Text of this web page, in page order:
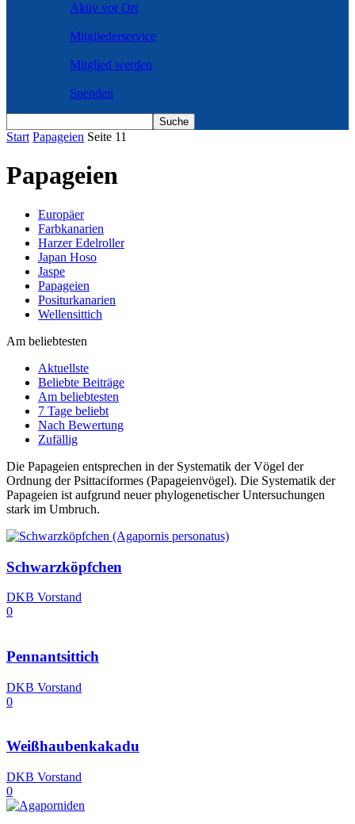
Aktiv vor Ort
Mitgliederservice
Mitglied werden
Spenden
Start Papageien Seite 11
Papageien
Europäer
Farbkanarien
Harzer Edelroller
Japan Hoso
Jaspe
Papageien
Positurkanarien
Wellensittich
Am beliebtesten
Aktuellste
Beliebte Beiträge
Am beliebtesten
7 Tage beliebt
Nach Bewertung
Zufällig
Die Papageien entsprechen in der Systematik der Vögel der
Ordnung der Psittaciformes (Papageienvögel). Die Systematik der
Papageien ist aufgrund neuer phylogenetischer Untersuchungen
stark im Umbruch.
Schwarzköpfchen
DKB Vorstand
0
Pennantsittich
DKB Vorstand
0
Weißhaubenkakadu
DKB Vorstand
0